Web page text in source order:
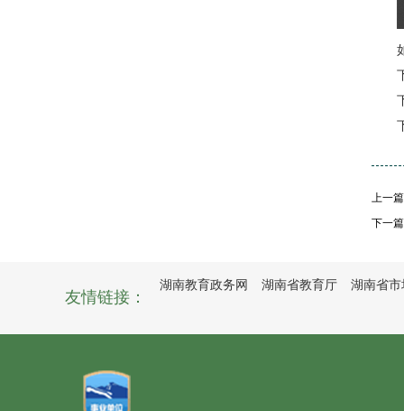
上一
下一
友情链接：
湖南教育政务网 湖南省教育厅 湖南省